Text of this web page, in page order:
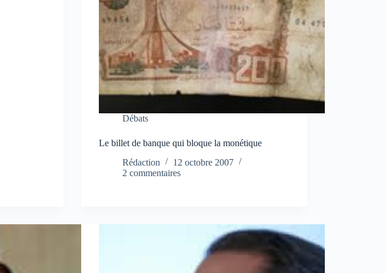
Débats
Le billet de banque qui bloque la monétique
Rédaction
12 octobre 2007
2 commentaires